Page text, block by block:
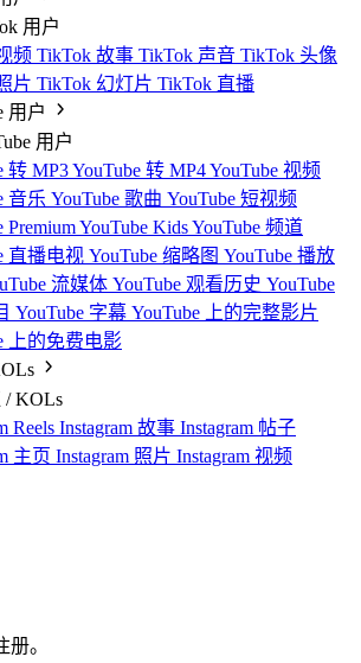
用户
频 TikTok 故事 TikTok 声音 TikTok 头像
片 TikTok 幻灯片 TikTok 直播
用户
用户
转 MP3YouTube 转 MP4YouTube 视频
音乐 YouTube 歌曲 YouTube 短视频
PremiumYouTube KidsYouTube 频道
直播电视 YouTube 缩略图 YouTube 播放
流媒体 YouTube 观看历史 YouTube
YouTube 字幕 YouTube 上的完整影片
上的免费电影
/ KOLs
Reels Instagram 故事 Instagram 帖子
主页 Instagram 照片 Instagram 视频
。